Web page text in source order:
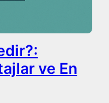
ve En